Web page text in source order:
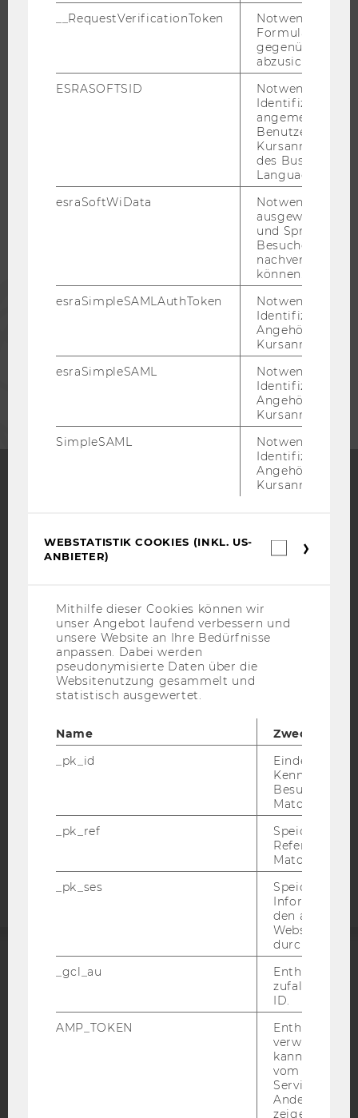
STUDIERENDE
PRESSE
UNTERNEHMEN
IMPRESSUM
BARRIEREFREIHEITSERKLÄRUNG WEBSEITE
DATENSCHUTZERKLÄRUNG SOCIAL MEDIA
DATENSCHUTZERKLÄRUNG
STUDIENBEWERBER*INNEN UND STUDIERENDE
Barrierefreiheitserklärung
ACCREDITED BY:
__RequestVerificationToken
Notwendig, um
gegenüber
abzusichern.
ESRASOFTSID
Notwendig zur
Identifizierung
angemeldeten
Benutzers im
des Business
Language
esraSoftWiData
Notwendig um
ausgewählte
und
Besuchers
nachverfolgen
können.
esraSimpleSAMLAuthToken
Notwendig zur
Identifizierung
Angehörige/r für
Kursanmeldung.
esraSimpleSAML
Notwendig zur
Identifizierung
Angehörige/r für
Kursanmeldung.
SimpleSAML
Notwendig zur
Identifizierung
Angehörige/r für
Kursanmeldung.
WEBSTATISTIK COOKIES (INKL. US-
ANBIETER)
Mithilfe dieser Cookies können wir
unser Angebot laufend verbessern und
unsere Website an Ihre Bedürfnisse
anpassen. Dabei werden
pseudonymisierte Daten über die
Websitenutzung gesammelt und
statistisch ausgewertet.
Name
Zweck
_pk_id
Eindeutige
Besuchers
Matomo.
_pk_ref
Speicherung
Referrers
Matomo.
_pk_ses
Speicherung
den aktuellen
durch
_gcl_au
Enthält eine
ID.
AMP_TOKEN
Enthält ein
verwendet
kann, um
vom AMP-
Service
Andere
zeigen Opt-